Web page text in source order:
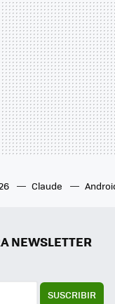
Claude
NEWSLETTER
SUSCRIBIR